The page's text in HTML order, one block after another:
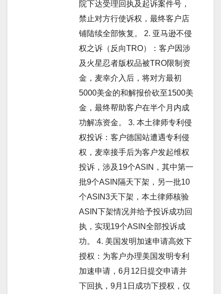
院下达受理回执及起诉案件号，
禁止对方行使诉权，最终客户店
铺陆续全部恢复。 2. 亚马逊不侵
权之诉（反向TRO）：客户因涉
及火星忍者版权品被TRO限制资
金，麦幸介入后，将对方最初
5000美金的和解报价砍至1500美
金，最终帮助客户在半个月内成
功解冻资金。 3. 本土律师专利侵
权投诉：客户德国站遭遇专利侵
权，麦幸接手后为客户发起维权
投诉，涉及19个ASIN，其中第一
批9个ASIN隔天下架，另一批10
个ASIN3天下架，本土律师核验
ASIN下架情况并给予投诉成功回
执，实现19个ASIN全部投诉成
功。 4. 美国发明加速申请高效下
授权：为客户办理美国发明专利
加速申请，6月12日提交申请并
下回执，9月1日成功下授权，仅